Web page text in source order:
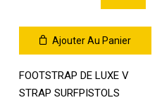
Ajouter Au Panier
FOOTSTRAP DE LUXE V
STRAP SURFPISTOLS